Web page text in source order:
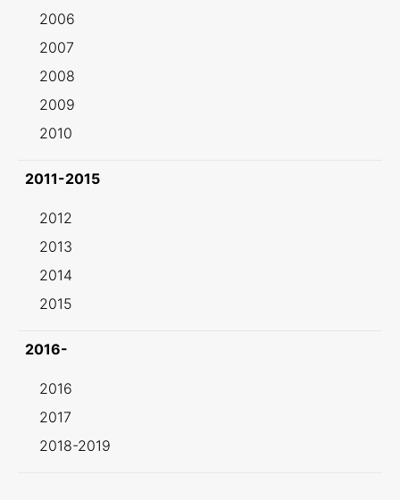
2006
2007
2008
2009
2010
2011-2015
2012
2013
2014
2015
2016-
2016
2017
2018-2019